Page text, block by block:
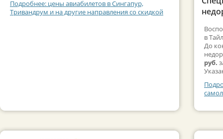
Подробнее: цены авиабилетов в Сингапур,
Тривандрум и на другие направления со скидкой
в
До
руб.